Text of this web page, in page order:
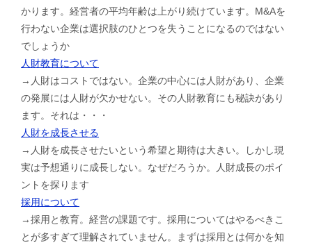
かります。経営者の平均年齢は上がり続けています。M&Aを
行わない企業は選択肢のひとつを失うことになるのではない
でしょうか
人財教育について
→人財はコストではない。企業の中心には人財があり、企業
の発展には人財が欠かせない。その人財教育にも秘訣があり
ます。それは・・・
人財を成長させる
→人財を成長させたいという希望と期待は大きい。しかし現
実は予想通りに成長しない。なぜだろうか。人財成長のポイ
ントを探ります
採用について
→採用と教育。経営の課題です。採用についてはやるべきこ
とが多すぎて理解されていません。まずは採用とは何かを知